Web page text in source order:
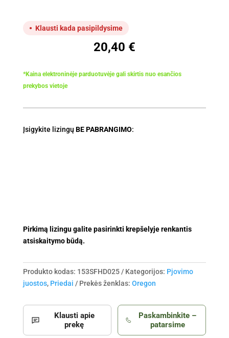
Klausti kada pasipildysime
20,40 €
*Kaina elektroninėje parduotuvėje gali skirtis nuo esančios
prekybos vietoje
Įsigykite lizingų BE PABRANGIMO:
Pirkimą lizingu galite pasirinkti krepšelyje renkantis
atsiskaitymo būdą.
Produkto kodas: 153SFHD025 Kategorijos: Pjovimo
juostos, Priedai Prekės ženklas: Oregon
Klausti apie
prekę
Paskambinkite –
patarsime